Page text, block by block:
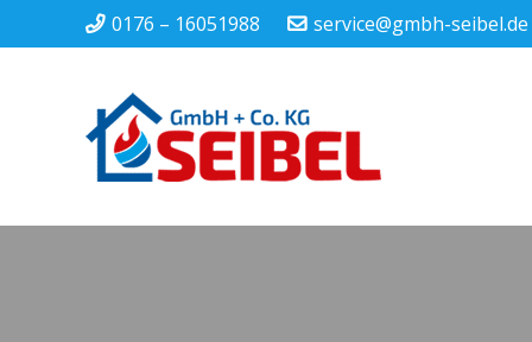
0176 – 16051988 service@gmbh-seibel.de